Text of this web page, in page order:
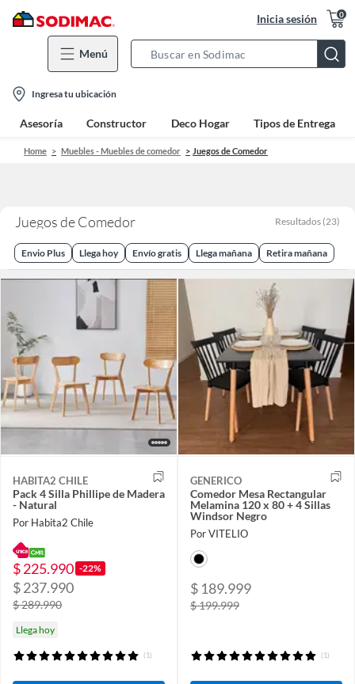
Inicia sesión 0
Menú
Bar
location-
icon
Ingresa tu ubicación
Asesoría Constructor Deco Hogar Tipos de Entrega
Home Muebles - Muebles de comedor Juegos de Comedor
Juegos de Comedor Resultados (23)
Envio Plus Llega hoy Envío gratis Llega mañana Retira mañana
HABITA2 CHILE
Pack 4 Silla Phillipe de Madera
- Natural
Por Habita2 Chile
$ 225.990 -22%
$ 237.990
$ 289.990
Llega hoy
(1)
GENERICO
Comedor Mesa Rectangular
Melamina 120 x 80 + 4 Sillas
Windsor Negro
Por VITELIO
$ 189.999
$ 199.999
(1)